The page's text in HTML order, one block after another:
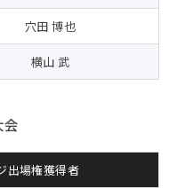
穴田 博也
横山 武
会
出場権獲得者